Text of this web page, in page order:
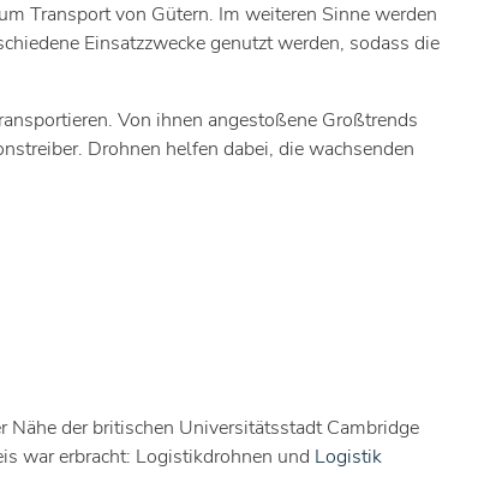
Transport von Gütern. Im weiteren Sinne werden
Einsatzzwecke genutzt werden, sodass die
Von ihnen angestoßene Großtrends
Drohnen helfen dabei, die wachsenden
der britischen Universitätsstadt Cambridge
war erbracht: Logistikdrohnen und Logistik